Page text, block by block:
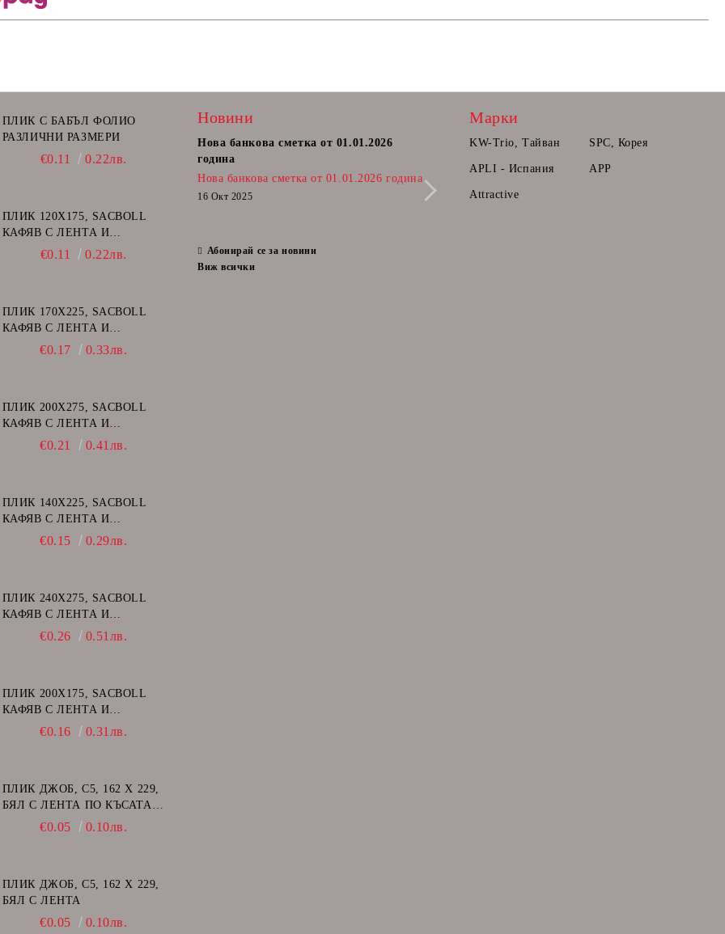
ПЛИК С БАБЪЛ ФОЛИО
РАЗЛИЧНИ РАЗМЕРИ
€0.11 0.22лв.
ПЛИК 120Х175, SACBOLL
КАФЯВ С ЛЕНТА И
ВЪЗДУШНИ МЕХУРИ - А/11
€0.11 0.22лв.
ПЛИК 170Х225, SACBOLL
КАФЯВ С ЛЕНТА И
ВЪЗДУШНИ МЕХУРИ - C/13
€0.17 0.33лв.
ПЛИК 200Х275, SACBOLL
КАФЯВ С ЛЕНТА И
ВЪЗДУШНИ МЕХУРИ - D/14
€0.21 0.41лв.
ПЛИК 140Х225, SACBOLL
КАФЯВ С ЛЕНТА И
ВЪЗДУШНИ МЕХУРИ - В/12
€0.15 0.29лв.
ПЛИК 240Х275, SACBOLL
КАФЯВ С ЛЕНТА И
ВЪЗДУШНИ МЕХУРИ - E/15
€0.26 0.51лв.
ПЛИК 200Х175, SACBOLL
КАФЯВ С ЛЕНТА И
ВЪЗДУШНИ МЕХУРИ - CD
€0.16 0.31лв.
ПЛИК ДЖОБ, C5, 162 Х 229,
БЯЛ С ЛЕНТА ПО КЪСАТА
СТРАНА€0.05 0.10лв.
ПЛИК ДЖОБ, C5, 162 Х 229,
БЯЛ С ЛЕНТА
€0.05 0.10лв.
Новини
Нова банкова сметка от 01.01.2026
година
Нова банкова сметка от 01.01.2026 година
16 Окт 2025
Постоянна количка.
Радваме се да Ви съобщим, че вече може
които ще може да поръчате в бъдещ
Абонирай се за новини
Виж всички
Марки
KW-Trio, Тайван SPC, Корея
APLI - Испания APP
Attractive